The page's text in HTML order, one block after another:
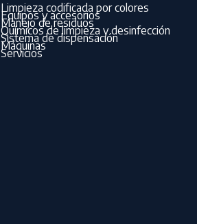
Limpieza codificada por colores
Equipos y accesorios
Manejo de residuos
Químicos de limpieza y desinfección
Sistema de dispensación
Máquinas
Servicios